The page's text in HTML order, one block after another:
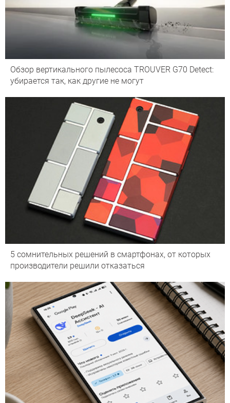
Обзор вертикального пылесоса TROUVER G70 Detect:
убирается так, как другие не могут
5 сомнительных решений в смартфонах, от которых
производители решили отказаться